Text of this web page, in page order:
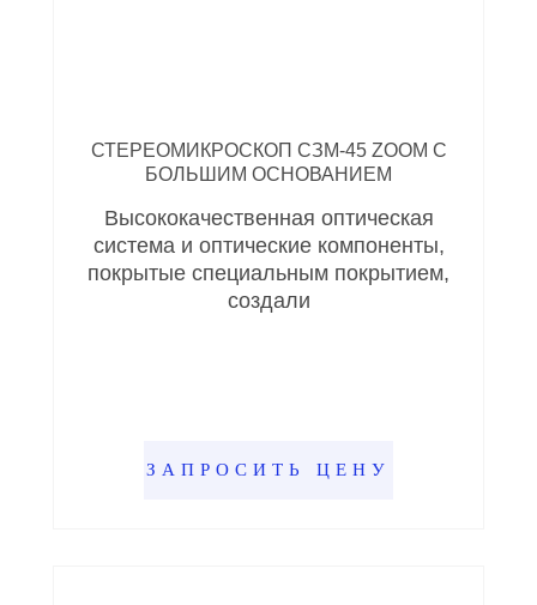
СТЕРЕОМИКРОСКОП СЗМ-45 ZOOM С
БОЛЬШИМ ОСНОВАНИЕМ
Высококачественная оптическая
система и оптические компоненты,
покрытые специальным покрытием,
создали
ЗАПРОСИТЬ ЦЕНУ